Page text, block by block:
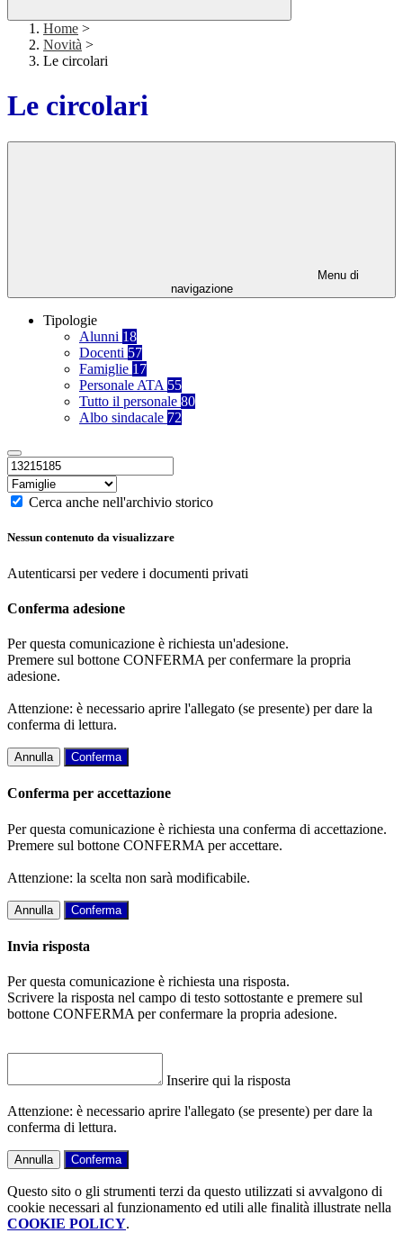
Home >
Novità >
Le circolari
Le circolari
Menu di
navigazione
Tipologie
Alunni 18
Docenti 57
Famiglie 17
Personale ATA 55
Tutto il personale 80
Albo sindacale 72
Cerca anche nell'archivio storico
Nessun contenuto da visualizzare
Autenticarsi per vedere i documenti privati
Conferma adesione
Per questa comunicazione è richiesta un'adesione.
Premere sul bottone CONFERMA per confermare la propria
adesione.
Attenzione: è necessario aprire l'allegato (se presente) per dare la
conferma di lettura.
Annulla Conferma
Conferma per accettazione
Per questa comunicazione è richiesta una conferma di accettazione.
Premere sul bottone CONFERMA per accettare.
Attenzione: la scelta non sarà modificabile.
Annulla Conferma
Invia risposta
Per questa comunicazione è richiesta una risposta.
Scrivere la risposta nel campo di testo sottostante e premere sul
bottone CONFERMA per confermare la propria adesione.
Inserire qui la risposta
Attenzione: è necessario aprire l'allegato (se presente) per dare la
conferma di lettura.
Annulla Conferma
Questo sito o gli strumenti terzi da questo utilizzati si avvalgono di
cookie necessari al funzionamento ed utili alle finalità illustrate nella
COOKIE POLICY.